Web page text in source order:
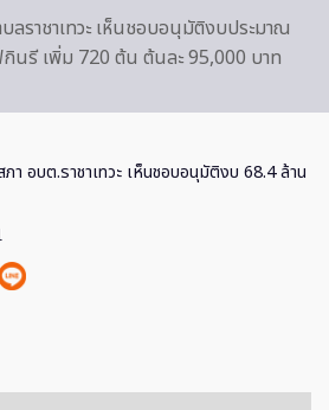
ลราชาเทวะ เห็นชอบอนุมัติงบประมาณ
กินรี เพิ่ม 720 ต้น ต้นละ 95,000 บาท
า อบต.ราชาเทวะ เห็นชอบอนุมัติงบ 68.4 ล้าน